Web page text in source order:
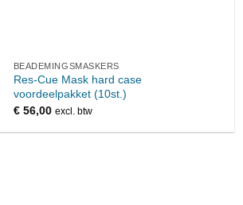
BEADEMINGSMASKERS
Res-Cue Mask hard case
voordeelpakket (10st.)
€56,00 excl. btw